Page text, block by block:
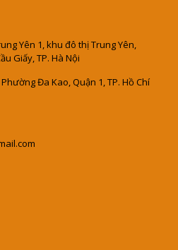
Yên 1, khu đô thị Trung Yên,
Giấy, TP. Hà Nội
Đa Kao, Quận 1, TP. Hồ Chí